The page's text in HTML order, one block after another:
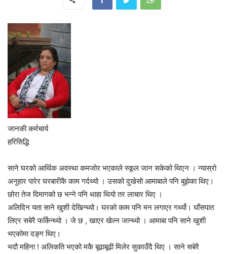
जानकी कर्मचार्य
हरिसिद्धि
साने घरको आर्थिक अवस्था कमजोर भएकाले स्कूल जान सकेको थिएन । न्यास्रो
अनुहार पारेर घरबारीकै काम गर्दथ्यो । उसको दुखेसो आमाबाले पनि बुझेका थिए।
छोरा तेज दिमागको छ भन्ने पनि थाहा थियो तर लाचार थिए ।
अलिदिन यता साने खुशी देखिन्थ्यो। घरको काम पनि मन लगाएर गर्थ्यो। घाँसपात
लिएर सबेरै फर्किन्थ्यो । जे छ , खाएर खेल्न जान्थ्यो । आमाबा पनि साने खुशी
भएकोमा दङ्ग थिए।
भदौ महिना ! अलिकति भएको मकै बूढाबूढी मिलेर सुकाउँदै थिए । साने सबेरै